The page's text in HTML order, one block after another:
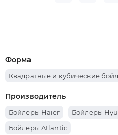
Форма
Квадратные и кубические
Производитель
Бойлеры Haier Бойлеры
Бойлеры Atlantic